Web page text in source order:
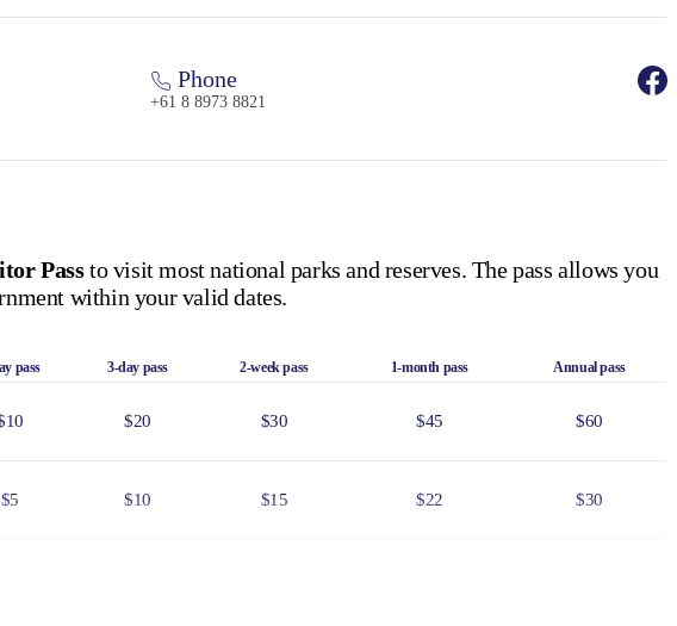
Phone
+61 8 8973 8821
Passto visit most national parks and reserves. The pass allows you
within your valid dates.
pass 3-day pass 2-week pass 1-month pass Annual pass
$20 $30 $45 $60
$5 $10 $15 $22 $30